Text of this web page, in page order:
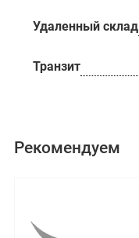
Удаленный склад
Транзит
Рекомендуем